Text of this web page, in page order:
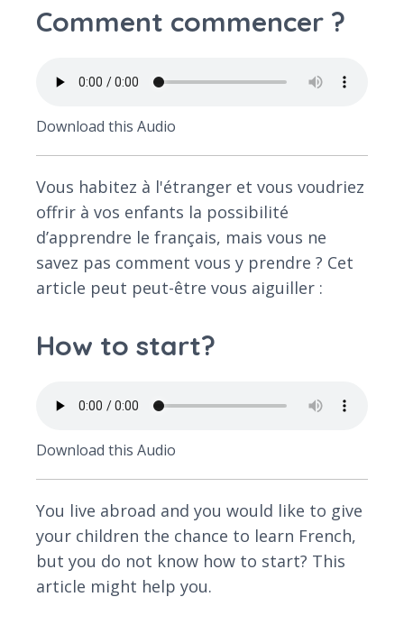
Comment commencer ?
Download this Audio
Vous habitez à l'étranger et vous voudriez
offrir à vos enfants la possibilité
d’apprendre le français, mais vous ne
savez pas comment vous y prendre ? Cet
article peut peut-être vous aiguiller :
How to start?
Download this Audio
You live abroad and you would like to give
your children the chance to learn French,
but you do not know how to start? This
article might help you.